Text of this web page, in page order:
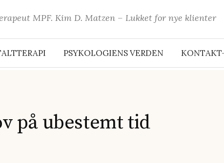
MPF. Kim D. Matzen – Lukket for nye klienter
PSYKOLOGIENS VERDEN
på ubestemt tid